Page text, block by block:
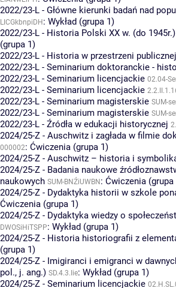
2022/23-L - Główne kierunki badań nad
LICGkbnpiDH : Wykład (grupa 1)
2022/23-L - Historia Polski XX w. (do 1945r.)
(grupa 1)
2022/23-L - Historia w przestrzeni publicznej
2022/23-L - Seminarium doktoranckie -
2022/23-L - Seminarium licencjackie 02.04-
2022/23-L - Seminarium licencjackie
2022/23-L - Seminarium magisterskie SUM-
2022/23-L - Seminarium magisterskie SUM-
2022/23-L - Źródła w edukacji historycznej
2024/25-Z - Auschwitz i zagłada w filmie
000002: Ćwiczenia (grupa 1)
2024/25-Z - Auschwitz – historia i
2024/25-Z - Badania naukowe
naukowych SUM-BNŹiUWBN : Ćwiczenia (grupa
2024/25-Z - Dydaktyka historii w szkole
Ćwiczenia (grupa 1)
2024/25-Z - Dydaktyka wiedzy o
DWOSiHiTSPP: Wykład (grupa 1)
2024/25-Z - Historia historiografii z
(grupa 1)
2024/25-Z - Imigiranci i emigranci w
pol., j. ang.) SD.4.3.Iie: Wykład (grupa 1)
2024/25-Z - Seminarium licencjackie